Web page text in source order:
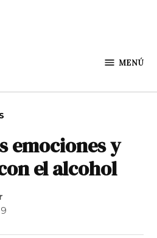
MENÚ
emociones y
el alcohol